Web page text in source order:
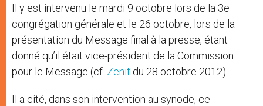
Il y est intervenu le mardi 9 octobre lors de la 3e
congrégation générale et le 26 octobre, lors de la
présentation du Message final à la presse, étant
donné qu’il était vice-président de la Commission
pour le Message (cf. Zenit du 28 octobre 2012).
Il a cité, dans son intervention au synode, ce